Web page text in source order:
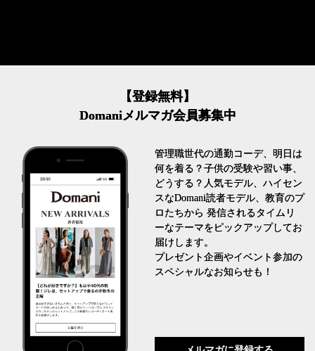
【登録無料】
Domaniメルマガ会員募集中
管理職世代の通勤コーデ、明日は
何を着る？子供の受験や習い事、
どうする？人気モデル、ハイセン
スなDomani読者モデル、教育のプ
ロたちから 発信されるタイムリ
ーなテーマをピックアップしてお
届けします。
プレゼント企画やイベント参加の
スペシャルなお知らせも！